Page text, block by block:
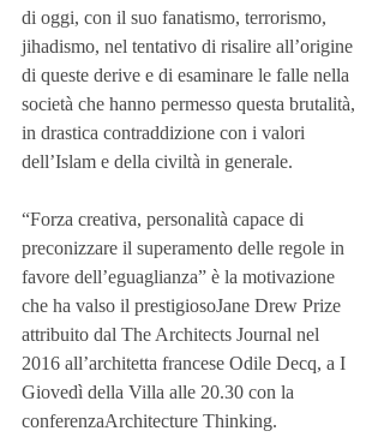
di oggi, con il suo fanatismo, terrorismo,
jihadismo, nel tentativo di risalire all’origine
di queste derive e di esaminare le falle nella
società che hanno permesso questa brutalità,
in drastica contraddizione con i valori
dell’Islam e della civiltà in generale.
“Forza creativa, personalità capace di
preconizzare il superamento delle regole in
favore dell’eguaglianza” è la motivazione
che ha valso il prestigiosoJane Drew Prize
attribuito dal The Architects Journal nel
2016 all’architetta francese Odile Decq, a I
Giovedì della Villa alle 20.30 con la
conferenzaArchitecture Thinking.